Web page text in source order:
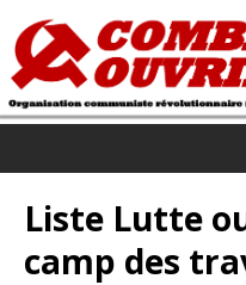
Liste Lutte
camp des